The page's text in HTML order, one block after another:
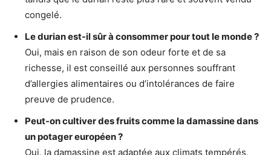
congelé.
Le durian est-il sûr à consommer pour tout le monde ?
Oui, mais en raison de son odeur forte et de sa
richesse, il est conseillé aux personnes souffrant
d’allergies alimentaires ou d’intolérances de faire
preuve de prudence.
Peut-on cultiver des fruits comme la damassine dans
un potager européen ?
Oui, la damassine est adaptée aux climats tempérés,